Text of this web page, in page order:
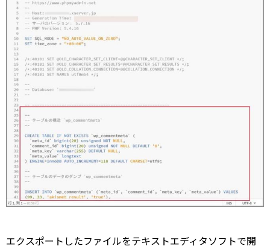
エクスポートしたファイルをテキストエディタソフトで開